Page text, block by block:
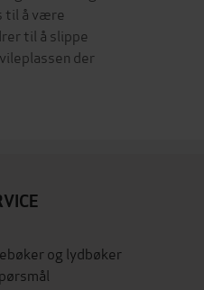
til å være
til å slippe
der
og lydbøker